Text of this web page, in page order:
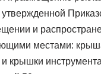
и
местами:
крышки